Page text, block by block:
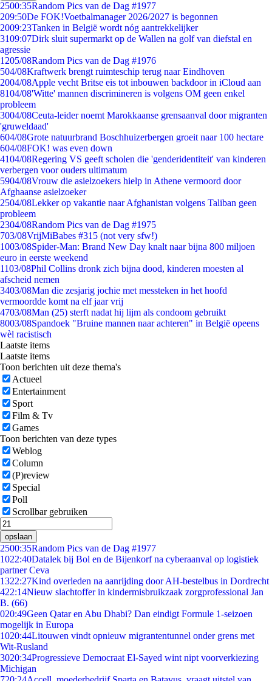
2500:35Random Pics van de Dag #1977
209:50De FOK!Voetbalmanager 2026/2027 is begonnen
2009:23Tanken in België wordt nóg aantrekkelijker
3109:07Dirk sluit supermarkt op de Wallen na golf van diefstal en
agressie
1205/08Random Pics van de Dag #1976
504/08Kraftwerk brengt ruimteschip terug naar Eindhoven
2004/08Apple vecht Britse eis tot inbouwen backdoor in iCloud aan
8104/08'Witte' mannen discrimineren is volgens OM geen enkel
probleem
3004/08Ceuta-leider noemt Marokkaanse grensaanval door migranten
'gruweldaad'
604/08Grote natuurbrand Boschhuizerbergen groeit naar 100 hectare
604/08FOK! was even down
4104/08Regering VS geeft scholen die 'genderidentiteit' van kinderen
verbergen voor ouders ultimatum
5904/08Vrouw die asielzoekers hielp in Athene vermoord door
Afghaanse asielzoeker
2504/08Lekker op vakantie naar Afghanistan volgens Taliban geen
probleem
2304/08Random Pics van de Dag #1975
703/08VrijMiBabes #315 (not very sfw!)
1003/08Spider-Man: Brand New Day knalt naar bijna 800 miljoen
euro in eerste weekend
1103/08Phil Collins dronk zich bijna dood, kinderen moesten al
afscheid nemen
3403/08Man die zesjarig jochie met messteken in het hoofd
vermoordde komt na elf jaar vrij
4703/08Man (25) sterft nadat hij lijm als condoom gebruikt
8003/08Spandoek "Bruine mannen naar achteren" in België opeens
wèl racistisch
Laatste items
Laatste items
Toon berichten uit deze thema's
Actueel
Entertainment
Sport
Film & Tv
Games
Toon berichten van deze types
Weblog
Column
(P)review
Special
Poll
Scrollbar gebruiken
opslaan
2500:35Random Pics van de Dag #1977
1022:40Datalek bij Bol en de Bijenkorf na cyberaanval op logistiek
partner Ceva
1322:27Kind overleden na aanrijding door AH-bestelbus in Dordrecht
422:14Nieuw slachtoffer in kindermisbruikzaak zorgprofessional Jan
B. (66)
020:49Geen Qatar en Abu Dhabi? Dan eindigt Formule 1-seizoen
mogelijk in Europa
1020:44Litouwen vindt opnieuw migrantentunnel onder grens met
Wit-Rusland
3020:34Progressieve Democraat El-Sayed wint nipt voorverkiezing
Michigan